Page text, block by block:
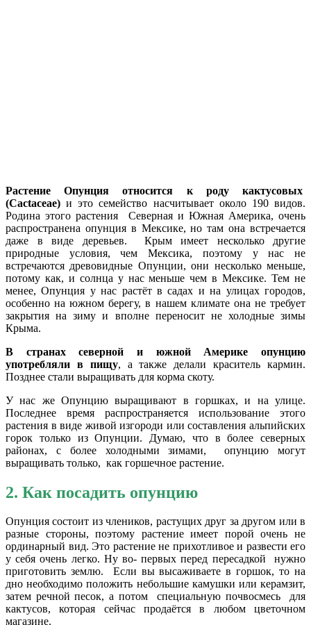
Растение Опунция относится к роду кактусовых
(Cactaceae) и это семейство насчитывает около 190 видов.
Родина этого растения Северная и Южная Америка, очень
распространена опунция в Мексике, но там она встречается
даже в виде деревьев. Крым имеет несколько другие
природные условия, чем Мексика, поэтому у нас не
встречаются древовидные Опунции, они несколько меньше,
потому как, и солнца у нас меньше чем в Мексике. Тем не
менее, Опунция у нас растёт в садах и на улицах городов,
особенно на южном берегу, в нашем климате она не требует
закрытия на зиму и вполне переносит не холодные зимы
Крыма.
В странах северной и южной Америке опунцию
употребляли в пищу, а также делали краситель кармин.
Позднее стали выращивать для корма скоту.
У нас же Опунцию выращивают в горшках, и на улице.
Последнее время распространяется использование этого
растения в виде живой изгороди или составления альпийских
горок только из Опунции. Думаю, что в более северных
районах, с более холодными зимами, опунцию могут
выращивать только, как горшечное растение.
2. Как посадить опунцию
Опунция состоит из члеников, растущих друг за другом или в
разные стороны, поэтому растение имеет порой очень не
ординарный вид. Это растение не прихотливое и развести его
у себя очень легко. Ну во- первых перед пересадкой нужно
приготовить землю. Если вы высаживаете в горшок, то на
дно необходимо положить небольшие камушки или керамзит,
затем речной песок, а потом специальную почвосмесь для
кактусов, которая сейчас продаётся в любом цветочном
магазине.